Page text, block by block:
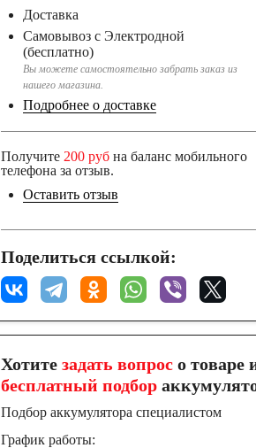
Доставка
Самовывоз с Электродной
(бесплатно)
Вы можете самостоятельно забрать заказ из
нашего магазина.
Подробнее о доставке
Получите 200 рубна баланс мобильного
телефона за отзыв.
Оставить отзыв
Поделиться ссылкой:
Хотите задать вопросо товаре
бесплатный подбор
Подбор аккумулятора специалистом
График работы: